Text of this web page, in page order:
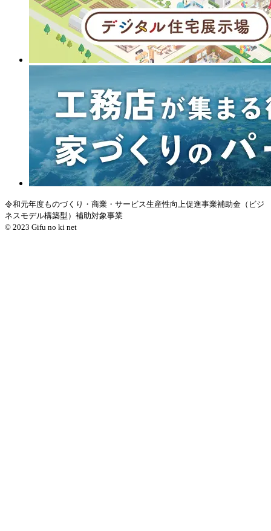
令和元年度ものづくり・商業・サービス生産性向上促進事業補助金（ビジ
ネスモデル構築型）補助対象事業
© 2023 Gifu no ki net